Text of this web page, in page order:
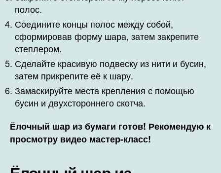
полос.
Соедините концы полос между собой,
сформировав форму шара, затем закрепите
степлером.
Сделайте красивую подвеску из нити и бусин,
затем прикрепите её к шару.
Замаскируйте места крепления с помощью
бусин и двухстороннего скотча.
Ёлочный шар из бумаги готов! Рекомендую к
просмотру видео мастер-класс!